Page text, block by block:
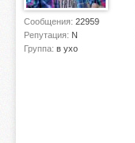
Сообщения: 22959
Репутация: N
Группа: в ухо